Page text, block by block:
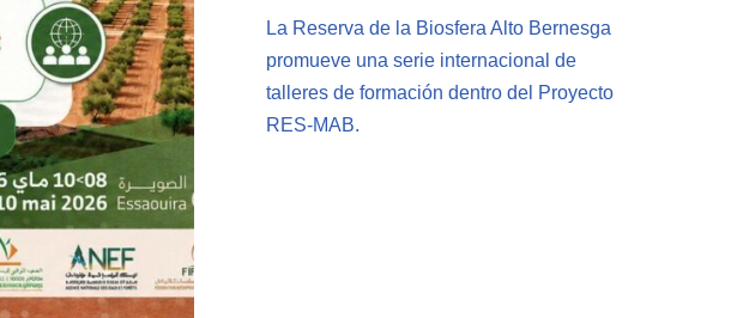
La Reserva de la Biosfera Alto Bernesga
promueve una serie internacional de
talleres de formación dentro del Proyecto
RES-MAB.